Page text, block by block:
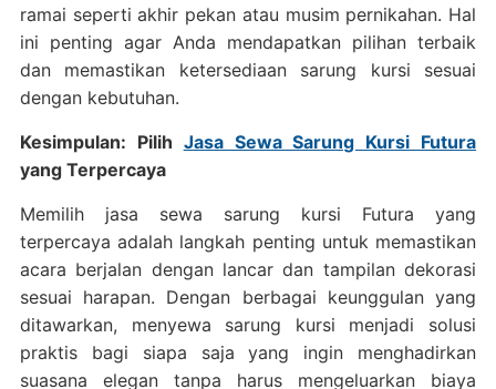
ramai seperti akhir pekan atau musim pernikahan. Hal
ini penting agar Anda mendapatkan pilihan terbaik
dan memastikan ketersediaan sarung kursi sesuai
dengan kebutuhan.
Kesimpulan: Pilih Jasa Sewa Sarung Kursi Futura
yang Terpercaya
Memilih jasa sewa sarung kursi Futura yang
terpercaya adalah langkah penting untuk memastikan
acara berjalan dengan lancar dan tampilan dekorasi
sesuai harapan. Dengan berbagai keunggulan yang
ditawarkan, menyewa sarung kursi menjadi solusi
praktis bagi siapa saja yang ingin menghadirkan
suasana elegan tanpa harus mengeluarkan biaya